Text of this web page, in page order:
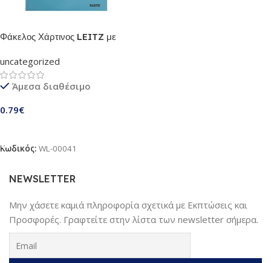
Φάκελος Χάρτινος LEITZ με
uncategorized
Άμεσα διαθέσιμο
0.79€
Κωδικός: WL-00041
NEWSLETTER
Μην χάσετε καμιά πληροφορία σχετικά με Εκπτώσεις και
Προσφορές. Γραφτείτε στην λίστα των newsletter σήμερα.